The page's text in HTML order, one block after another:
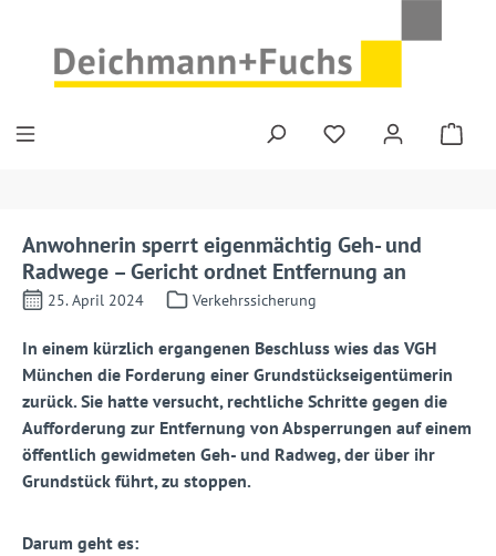
Anwohnerin sperrt eigenmächtig Geh- und
Radwege – Gericht ordnet Entfernung an
25. April 2024 Verkehrssicherung
In einem kürzlich ergangenen Beschluss wies das VGH
München die Forderung einer Grundstückseigentümerin
zurück. Sie hatte versucht, rechtliche Schritte gegen die
Aufforderung zur Entfernung von Absperrungen auf einem
öffentlich gewidmeten Geh- und Radweg, der über ihr
Grundstück führt, zu stoppen.
Darum geht es: